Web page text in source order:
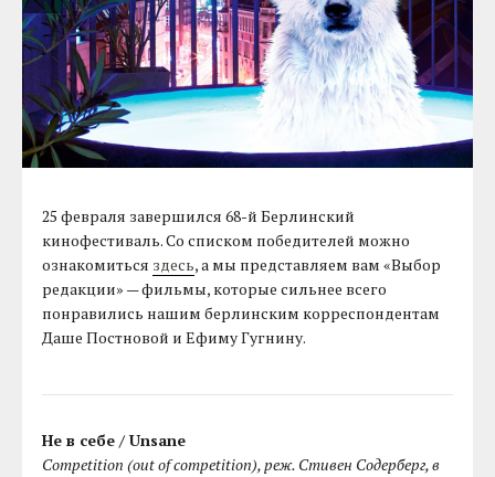
25 февраля завершился 68-й Берлинский
кинофестиваль. Со списком победителей можно
ознакомиться здесь, а мы представляем вам «Выбор
редакции» — фильмы, которые сильнее всего
понравились нашим берлинским корреспондентам
Даше Постновой и Ефиму Гугнину.
Не в себе / Unsane
Competition (out of competition), реж. Стивен Содерберг, в